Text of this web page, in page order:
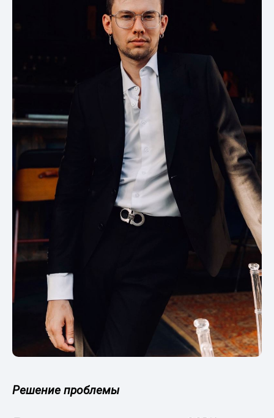
Решение проблемы